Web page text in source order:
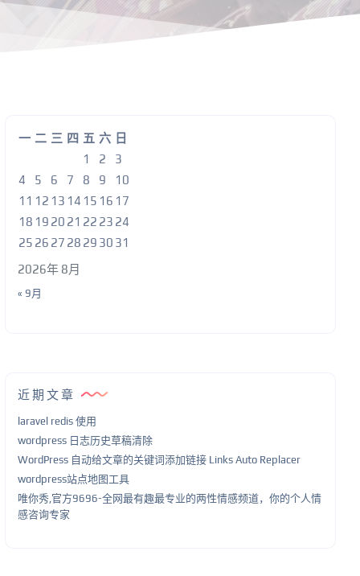
2026年 8月
一 二 三 四 五 六 日
1
2
3
4
5 6 7 8 9
10
11 12 13 14 15 16 17
18 19 20 21 22 23 24
25 26 27 28 29 30 31
« 9月
近期文章
laravel redis 使用
wordpress 日志历史草稿清除
WordPress 自动给文章的关键词添加链接 Links Auto Replacer
wordpress站点地图工具
唯你秀,官方9696-全网最有趣最专业的两性情感频道，你的个人情
感咨询专家